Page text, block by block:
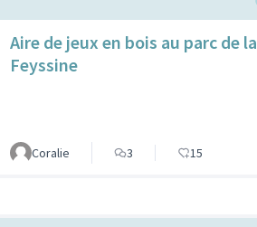
Aire de jeux en bois au parc de la
Feyssine
Coralie 3 15